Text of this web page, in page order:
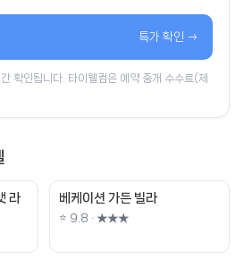
특가 확인 →
확인됩니다. 타이웰컴은 예약 중개 수수료(제
라
베케이션 가든 빌라
⭐ 9.8 · ★★★